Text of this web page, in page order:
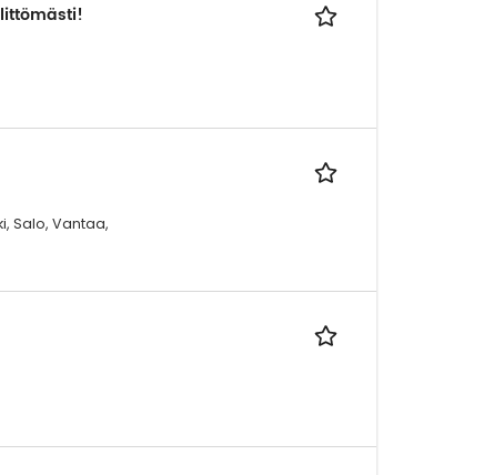
Salo, Vantaa,